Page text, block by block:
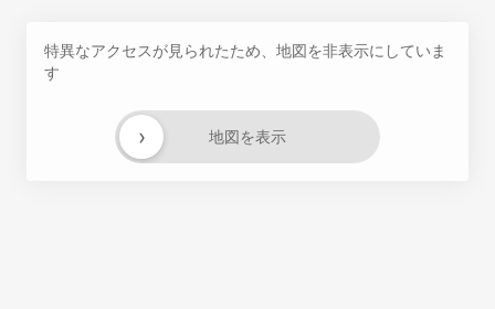
特異なアクセスが見られたため、地図を非表示にしていま
す
地図を表示
›